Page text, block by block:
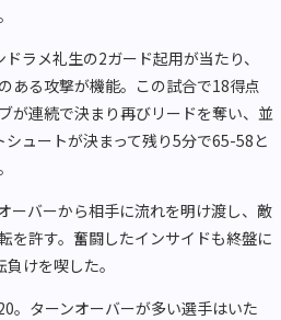
ラメ礼生の2ガード起用が当たり、
ある攻撃が機能。この試合で18得点
が連続で決まり再びリードを奪い、並
ュートが決まって残り5分で65-58と
ーバーから相手に流れを明け渡し、敵
を許す。奮闘したインサイドも終盤に
けを喫した。
。ターンオーバーが多い選手はいた